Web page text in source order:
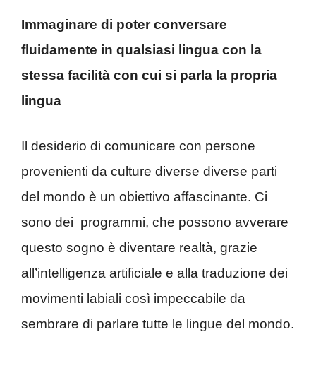
Immaginare di poter conversare
fluidamente in qualsiasi lingua con la
stessa facilità con cui si parla la propria
lingua
Il desiderio di comunicare con persone
provenienti da culture diverse diverse parti
del mondo è un obiettivo affascinante. Ci
sono dei programmi, che possono avverare
questo sogno è diventare realtà, grazie
all’intelligenza artificiale e alla traduzione dei
movimenti labiali così impeccabile da
sembrare di parlare tutte le lingue del mondo.